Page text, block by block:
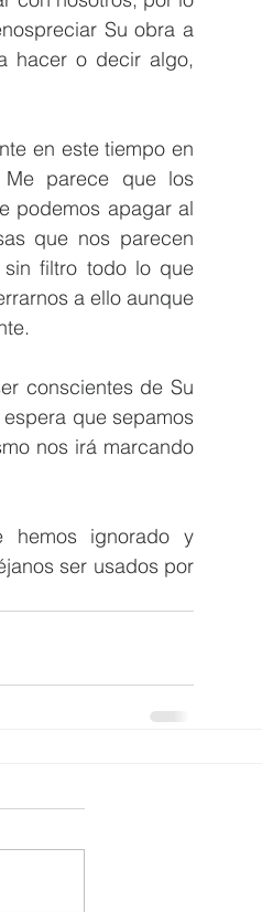
Su obra a
hacer o decir algo,
en este tiempo en
Me parece que los
podemos apagar al
que nos parecen
sin filtro todo lo que
a ello aunque
conscientes de Su
que sepamos
nos irá marcando
hemos ignorado y
ser usados por